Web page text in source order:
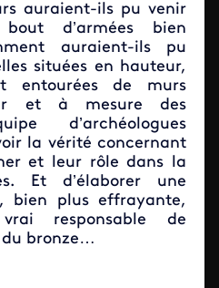
auraient-ils pu venir
d’armées bien
auraient-ils pu
situées en hauteur,
entourées de murs
et à mesure des
d’archéologues
la vérité concernant
et leur rôle dans la
Et d’élaborer une
bien plus effrayante,
responsable de
du bronze…